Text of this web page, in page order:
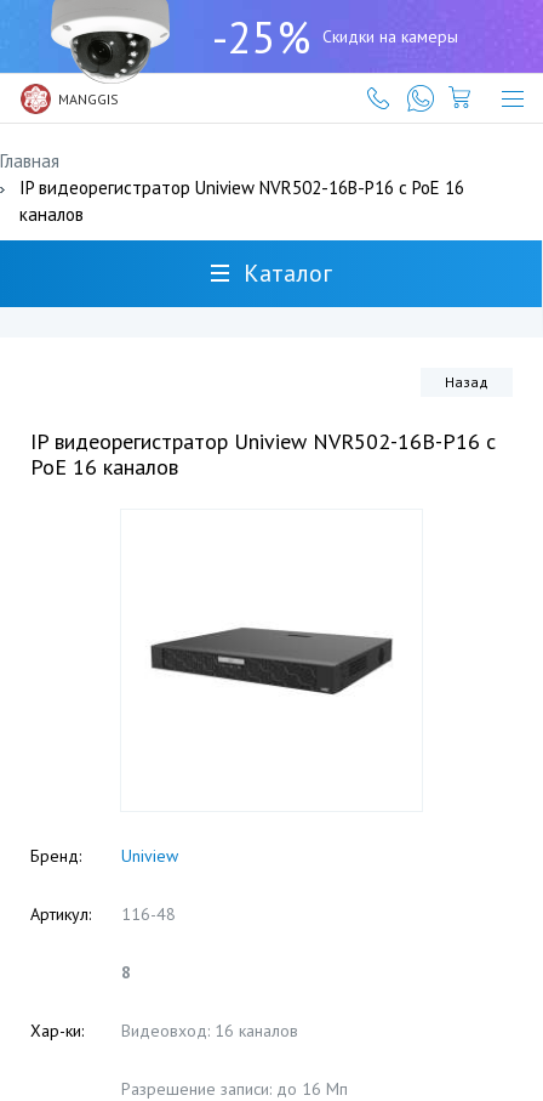
-25% Скидки на камеры
MANGGIS
(727)
317-
61-
61
Главная
IP видеорегистратор Uniview NVR502-16B-P16 с PoE 16
каналов
Каталог
Назад
IP видеорегистратор Uniview NVR502-16B-P16 с
PoE 16 каналов
Бренд: Uniview
Артикул: 116-48
8
Хар-ки: Видеовход: 16 каналов
Разрешение записи: до 16 Мп